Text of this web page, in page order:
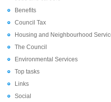
Benefits
Council Tax
Housing and Neighbourhood
The Council
Environmental Services
Top tasks
Links
Social